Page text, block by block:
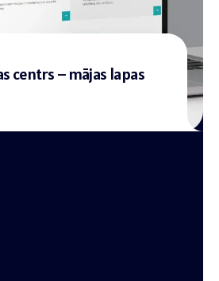
centrs – mājas lapas